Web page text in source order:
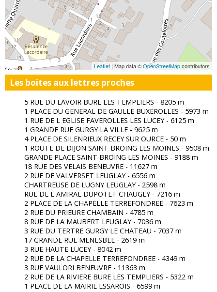
Leaflet | Map data ©OpenStreetMapcontributors
Les boites aux lettres proches
5 RUE DU LAVOIR BURE LES TEMPLIERS - 8205 m
1 PLACE DU GENERAL DE GAULLE BUXEROLLES - 5973 m
1 RUE DE L EGLISE FAVEROLLES LES LUCEY - 6125 m
1 GRANDE RUE GURGY LA VILLE - 9625 m
4 PLACE DE SILENRIEUX RECEY SUR OURCE - 50 m
1 ROUTE DE DIJON SAINT BROING LES MOINES - 9508 m
GRANDE PLACE SAINT BROING LES MOINES - 9188 m
18 RUE DES VELAIS BENEUVRE - 11627 m
2 RUE DE VALVERSET LEUGLAY - 6556 m
CHARTREUSE DE LUGNY LEUGLAY - 2598 m
RUE DE L AMIRAL DUPOTET CHAUGEY - 7216 m
2 PLACE DE LA CHAPELLE TERREFONDREE - 7623 m
2 RUE DU PRIEURE CHAMBAIN - 4785 m
8 RUE DE LA MAUBERT LEUGLAY - 7036 m
3 RUE DU TERTRE GURGY LE CHATEAU - 7037 m
17 GRANDE RUE MENESBLE - 2619 m
3 RUE HAUTE LUCEY - 8042 m
2 RUE DE LA CHAPELLE TERREFONDREE - 4349 m
3 RUE VAULORI BENEUVRE - 11363 m
2 RUE DE LA RIVIERE BURE LES TEMPLIERS - 5322 m
1 PLACE DE LA MAIRIE ESSAROIS - 6599 m